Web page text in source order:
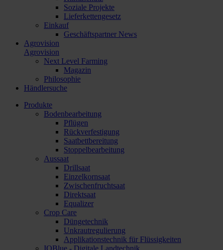
Soziale Projekte
Lieferkettengesetz
Einkauf
Geschäftspartner News
Agrovision
Agrovision
Next Level Farming
Magazin
Philosophie
Händlersuche
Produkte
Bodenbearbeitung
Pflügen
Rückverfestigung
Saatbettbereitung
Stoppelbearbeitung
Aussaat
Drillsaat
Einzelkornsaat
Zwischenfruchtsaat
Direktsaat
Equalizer
Crop Care
Düngetechnik
Unkrautregulierung
Applikationstechnik für Flüssigkeiten
IQBlue - Digitale Landtechnik